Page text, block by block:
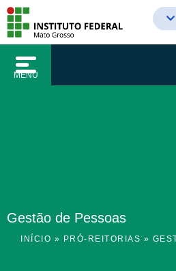
conteúdo
para
conteúdo
MENU
Gestão de Pessoas
INÍCIO » PRÓ-REITORIAS »